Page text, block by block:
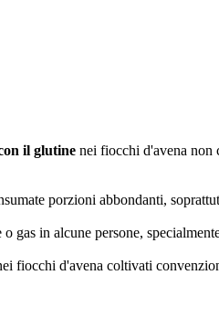
il glutine nei fiocchi d'avena non
porzioni abbondanti,
gas in alcune persone,
fiocchi d'avena coltivati